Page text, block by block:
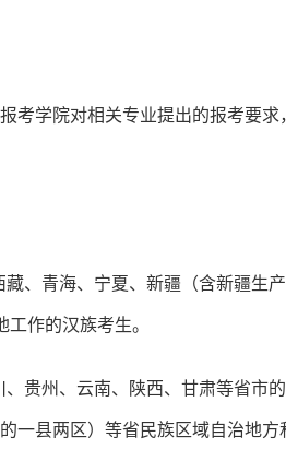
考学院对相关专业提出的报考要
、青海、宁夏、新疆（含新疆生
作的汉族考生。
贵州、云南、陕西、甘肃等省市
一县两区）等省民族区域自治地